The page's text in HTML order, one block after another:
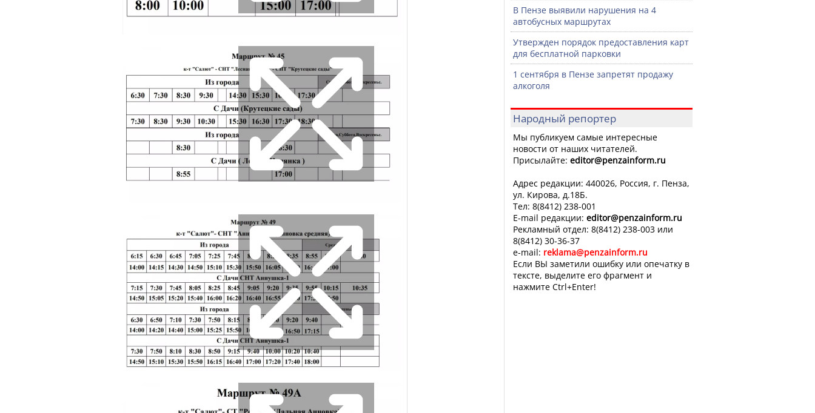
В Пензе выявили нарушения на 4
автобусных маршрутах
Утвержден порядок предоставления карт
для бесплатной парковки
1 сентября в Пензе запретят продажу
алкоголя
Народный репортер
Мы публикуем самые интересные
новости от наших читателей.
Присылайте: editor@penzainform.ru
Адрес редакции: 440026, Россия, г. Пенза,
ул. Кирова, д.18Б.
Тел: 8(8412) 238-001
E-mail редакции: editor@penzainform.ru
Рекламный отдел: 8(8412) 238-003 или
8(8412) 30-36-37
e-mail: reklama@penzainform.ru
Если ВЫ заметили ошибку или опечатку в
тексте, выделите его фрагмент и
нажмите Ctrl+Enter!